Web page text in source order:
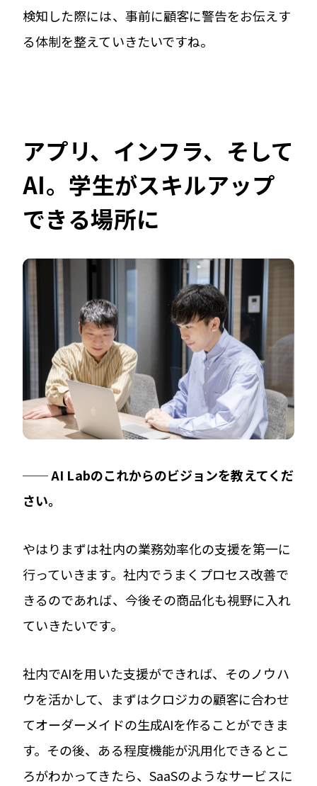
検知した際には、事前に顧客に警告をお伝えす
る体制を整えていきたいですね。
アプリ、インフラ、そして
AI。学生がスキルアップ
できる場所に
── AI Labのこれからのビジョンを教えてくだ
さい。
やはりまずは社内の業務効率化の支援を第一に
行っていきます。社内でうまくプロセス改善で
きるのであれば、今後その商品化も視野に入れ
ていきたいです。
社内でAIを用いた支援ができれば、そのノウハ
ウを活かして、まずはクロジカの顧客に合わせ
てオーダーメイドの生成AIを作ることができま
す。その後、ある程度機能が汎用化できるとこ
ろがわかってきたら、SaaSのようなサービスに